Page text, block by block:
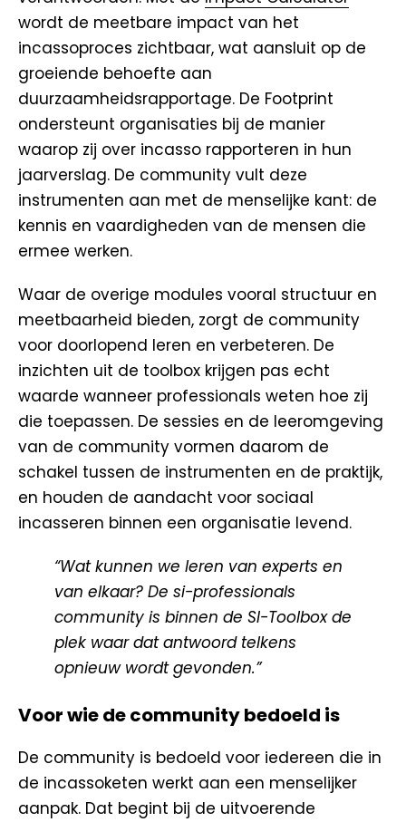
wordt de meetbare impact van het
incassoproces zichtbaar, wat aansluit op de
groeiende behoefte aan
duurzaamheidsrapportage. De Footprint
ondersteunt organisaties bij de manier
waarop zij over incasso rapporteren in hun
jaarverslag. De community vult deze
instrumenten aan met de menselijke kant: de
kennis en vaardigheden van de mensen die
ermee werken.
Waar de overige modules vooral structuur en
meetbaarheid bieden, zorgt de community
voor doorlopend leren en verbeteren. De
inzichten uit de toolbox krijgen pas echt
waarde wanneer professionals weten hoe zij
die toepassen. De sessies en de leeromgeving
van de community vormen daarom de
schakel tussen de instrumenten en de praktijk,
en houden de aandacht voor sociaal
incasseren binnen een organisatie levend.
“Wat kunnen we leren van experts en
van elkaar? De si-professionals
community is binnen de SI-Toolbox de
plek waar dat antwoord telkens
opnieuw wordt gevonden.”
Voor wie de community bedoeld is
De community is bedoeld voor iedereen die in
de incassoketen werkt aan een menselijker
aanpak. Dat begint bij de uitvoerende